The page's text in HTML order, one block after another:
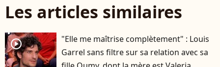
Les articles similaires
player2
"Elle me maîtrise complètement" : Louis
Garrel sans filtre sur sa relation avec sa